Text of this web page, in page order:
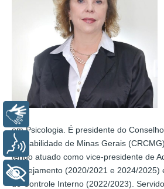
em Psicologia. É presidente do
Contabilidade de Minas Gerais
tendo atuado como vice-presidente de
Planejamento (2020/2021 e 2024/2025)
de Controle Interno (2022/2023).
Voz
+ Acessibilidade